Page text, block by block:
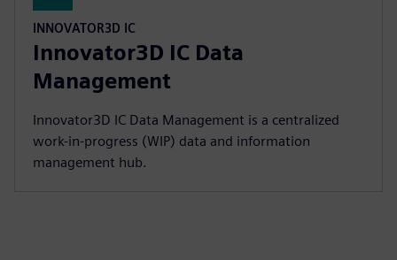
INNOVATOR3D IC
Innovator3D IC Data
Management
Innovator3D IC Data Management is a centralized
work-in-progress (WIP) data and information
management hub.